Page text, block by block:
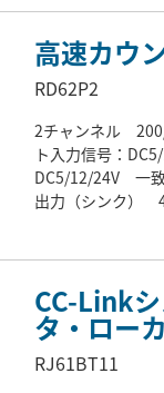
高速カウ
RD62P2
2チャンネル
ト入力信号：
DC5/12/24V 一
出力（シンク）
CC-Link
タ・ロー
RJ61BT11